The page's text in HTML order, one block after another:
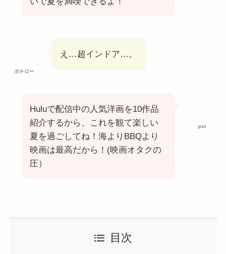
ポチロー
え…超インドア…。
yuri
Huluで配信中の人気洋画を10作品
紹介するから、これを観て楽しい
夏を過ごしてね！海よりBBQより
映画は最高だから！(映画オタクの
圧）
目次